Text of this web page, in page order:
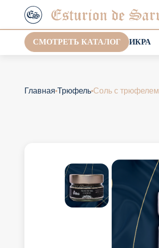
СМОТРЕТЬ КАТАЛОГ ИКРА
Главная Трюфель Соль с трюфелем